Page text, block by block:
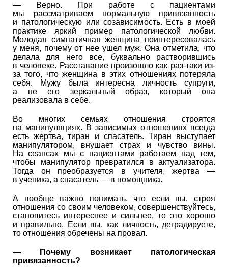
— Верно. При работе с пациентами
мы рассматриваем нормальную привязанность
и патологическую или созависимость. Есть в моей
практике яркий пример патологической любви.
Молодая симпатичная женщина поинтересовалась
у меня, почему от нее ушел муж. Она отметила, что
делала для него все, буквально растворившись
в человеке. Расставание произошло как раз-таки из-
за того, что женщина в этих отношениях потеряла
себя. Мужу была интересна личность супруги,
а не его зеркальный образ, который она
реализовала в себе.
Во многих семьях отношения строятся
на манипуляциях. В зависимых отношениях всегда
есть жертва, тиран и спасатель. Тиран выступает
манипулятором, внушает страх и чувство вины.
На сеансах мы с пациентами работаем над тем,
чтобы манипулятор превратился в актуализатора.
Тогда он преобразуется в учителя, жертва —
в ученика, а спасатель — в помощника.
А вообще важно понимать, что если вы, строя
отношения со своим человеком, совершенствуйтесь,
становитесь интереснее и сильнее, то это хорошо
и правильно. Если вы, как личность, деградируете,
то отношения обречены на провал.
—
Почему возникает патологическая
привязанность?